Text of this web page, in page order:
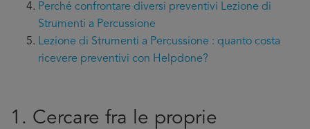
Perché confrontare diversi preventivi Lezione di
Strumenti a Percussione
Lezione di Strumenti a Percussione : quanto costa
ricevere preventivi con Helpdone?
1. Cercare fra le proprie